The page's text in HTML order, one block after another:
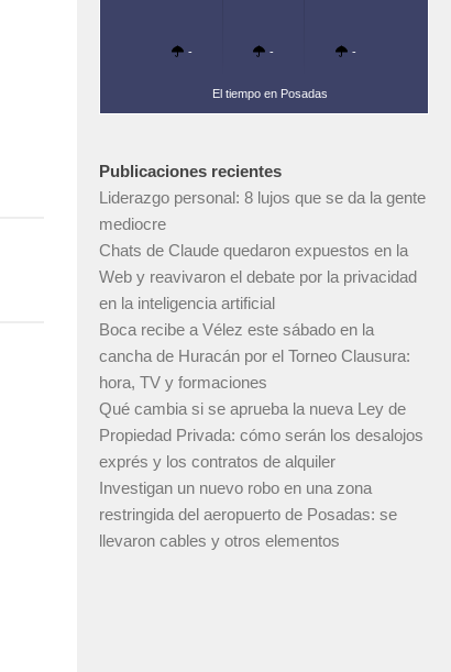
- - -
El tiempo en Posadas
Publicaciones recientes
Liderazgo personal: 8 lujos que se da la gente
mediocre
Chats de Claude quedaron expuestos en la
Web y reavivaron el debate por la privacidad
en la inteligencia artificial
Boca recibe a Vélez este sábado en la
cancha de Huracán por el Torneo Clausura:
hora, TV y formaciones
Qué cambia si se aprueba la nueva Ley de
Propiedad Privada: cómo serán los desalojos
exprés y los contratos de alquiler
Investigan un nuevo robo en una zona
restringida del aeropuerto de Posadas: se
llevaron cables y otros elementos